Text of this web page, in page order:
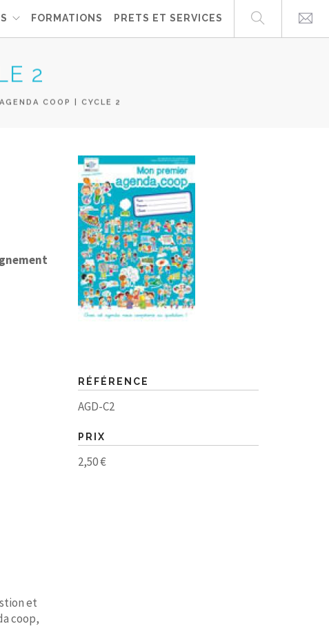
FORMATIONS PRETS ET SERVICES
2
COOP | CYCLE 2
et
coop,
RÉFÉRENCE
AGD-C2
PRIX
2,50 €